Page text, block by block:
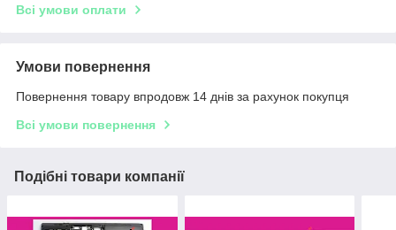
Всі умови оплати
Умови повернення
Повернення товару впродовж 14 днів за рахунок покупця
Всі умови повернення
Подібні товари компанії